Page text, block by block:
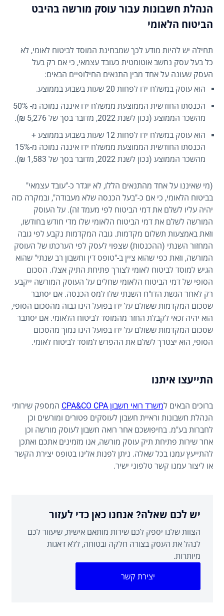
הנהלת חשבונות עבור עוסק מורשה בהיבט
הביטוח הלאומי
תחילה יש להיות מודע לכך שמבחינת המוסד לביטוח לאומי, לא
כל בעל עסק נחשב אוטומטית כעובד עצמאי, כי אם רק בעל
העסק שעונה על אחד מבין התנאים החילופיים הבאים:
הוא עוסק במשלח ידו לפחות 20 שעות בשבוע בממוצע.
הכנסתו החודשית הממוצעת ממשלח ידו איננה נמוכה מ- 50%
מהשכר הממוצע (נכון לשנת 2022, מדובר בסך של 5,276 ₪).
הוא עוסק במשלח ידו לפחות 12 שעות בשבוע בממוצע +
הכנסתו החודשית הממוצעת ממשלח ידו איננה נמוכה מ-15%
מהשכר הממוצע (נכון לשנת 2022, מדובר בסך של 1,583 ₪).
(מי שאיננו על אחד מהתנאים הללו, לא יוגדר כ-"עובד עצמאי"
בביטוח הלאומי, כי אם כ-"בעל הכנסה שלא מעבודה", ובמקרה כזה
יהיה עליו לשלם את דמי הביטוח לפי מעמד זה). על העוסק
המורשה לשלם את דמי הביטוח הלאומי שלו מדי חודש בחודשו,
וזאת באמצעות תשלום מקדמות. גובה המקדמות נקבע לפי גובה
המחזור השנתי (ההכנסות) שצפוי לעסק לפי הערכתו של העוסק
המורשה, וזאת כפי שהוא ציין ב-"טופס דין וחשבון רב שנתי" שהוא
הגיש למוסד לביטוח לאומי לצורך פתיחת התיק אצלו. הסכום
הסופי של דמי הביטוח הלאומי שחלים על העוסק המורשה ייקבע
רק לאחר הגשת הדו"ח השנתי שלו למס הכנסה. אם יסתבר
שסכום המקדמות ששולם על ידו בפועל הינו גבוה מהסכום הסופי,
הוא יהיה זכאי לקבלת החזר מהמוסד לביטוח הלאומי. אם יסתבר
שסכום המקדמות ששולם על ידו בפועל הינו נמוך מהסכום
הסופי, הוא יצטרך לשלם את ההפרש למוסד לביטוח לאומי.
התייעצו איתנו
ברוכים הבאים למשרד רואי חשבון CPA&CO CPA
המספק שירותי
הנהלת חשבונות וראיית חשבון לעוסקים פטורים ומורשים וכן
לחברות בע"מ. בחיפושכם אחר רואה חשבון לעוסק מורשה וכן
אחר שירות פתיחת תיק עוסק מורשה, אנו מזמינים אתכם ואתכן
להתייעץ עמנו בכל שאלה. ניתן לפנות אלינו בטופס יצירת הקשר
או ליצור עמנו קשר טלפוני ישיר.
יש לכם שאלה? אנחנו כאן כדי לעזור
הצוות שלנו יספק לכם שירות מותאם אישית, שיעזור לכם
לנהל את העסק בצורה חלקה ובטוחה, ללא דאגות
מיותרות.
יצירת קשר